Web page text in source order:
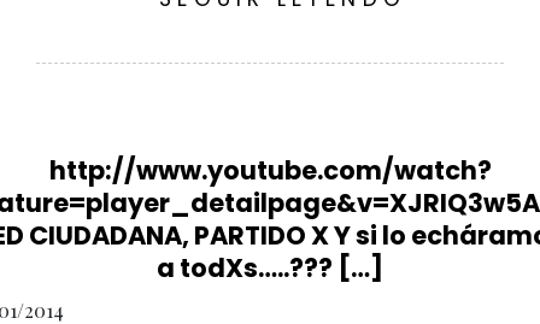
http://www.youtube.com/watch?
CIUDADANA, PARTIDO X Y si lo
a todXs…..??? […]
2014